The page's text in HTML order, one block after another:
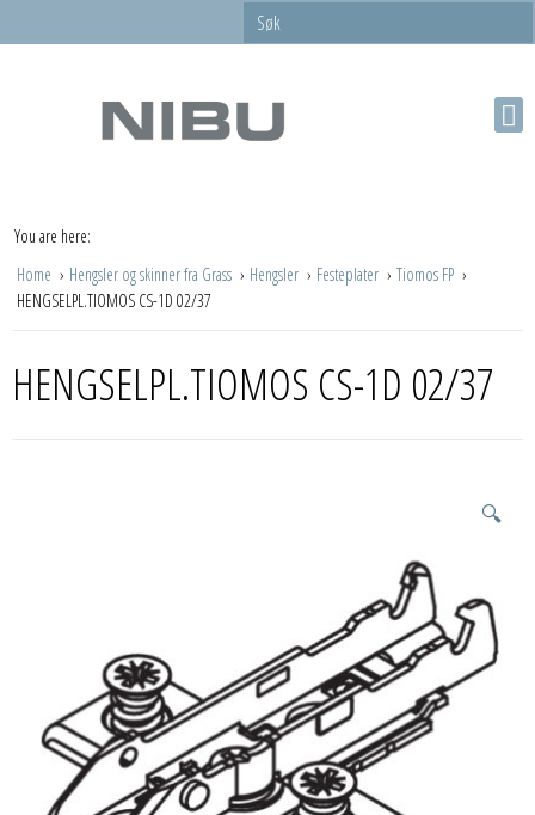
You are here:
Home
Hengsler og skinner fra Grass Hengsler Festeplater
Tiomos FP
HENGSELPL.TIOMOS CS-1D 02/37
HENGSELPL.TIOMOS CS-1D 02/37
🔍